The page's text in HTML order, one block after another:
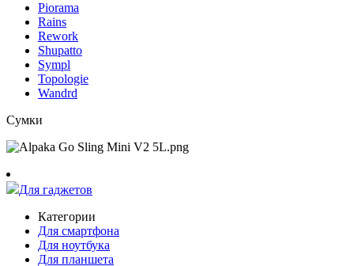
Piorama
Rains
Rework
Shupatto
Sympl
Topologie
Wandrd
Сумки
Для гаджетов
Категории
Для смартфона
Для ноутбука
Для планшета